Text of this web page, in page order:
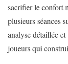
sacrifier le confort
plusieurs séances
analyse détaillée
joueurs qui